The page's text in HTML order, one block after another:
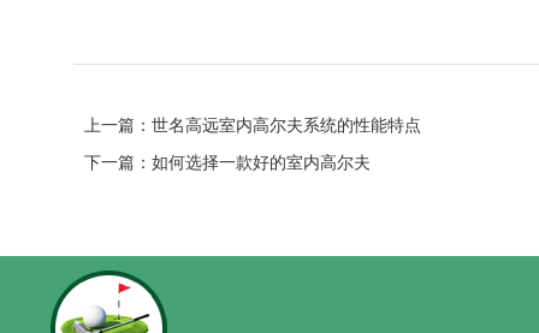
上一篇： 世名高远室内高尔夫系统的性能特点
下一篇： 如何选择一款好的室内高尔夫